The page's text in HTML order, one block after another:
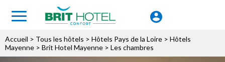
Accueil > Tous les hôtels > Hôtels Pays de la Loire > Hôtels
Mayenne > Brit Hotel Mayenne > Les chambres